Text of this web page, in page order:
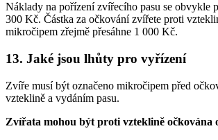
Náklady na pořízení zvířecího pasu se obvykle
300 Kč. Částka za očkování zvířete proti
mikročipem zřejmě přesáhne 1 000 Kč.
13. Jaké jsou lhůty pro vyřízení
Zvíře musí být označeno mikročipem před
vzteklině a vydáním pasu.
Zvířata mohou být proti vzteklině očkována